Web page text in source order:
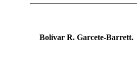
Bolívar R. Garcete-Barrett.